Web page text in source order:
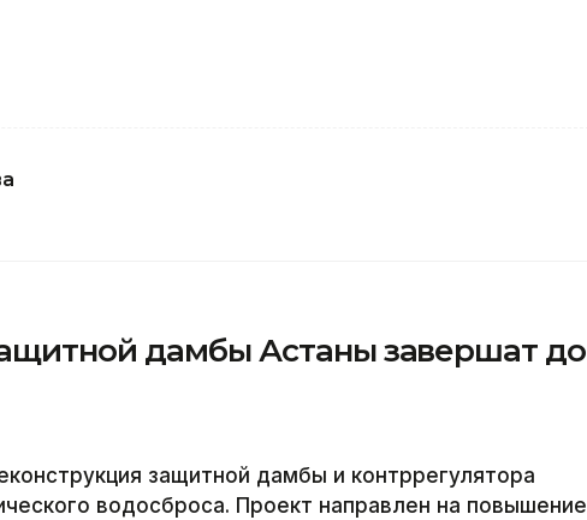
дамбы Астаны завершат до
защитной дамбы и контррегулятора
водосброса. Проект направлен на повышение